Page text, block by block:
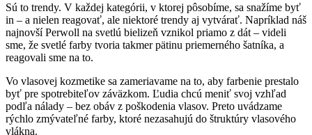
Sú to trendy. V každej kategórii, v ktorej pôsobíme, sa snažíme byť
in – a nielen reagovať, ale niektoré trendy aj vytvárať. Napríklad náš
najnovší Perwoll na svetlú bielizeň vznikol priamo z dát – videli
sme, že svetlé farby tvoria takmer pätinu priemerného šatníka, a
reagovali sme na to.
Vo vlasovej kozmetike sa zameriavame na to, aby farbenie prestalo
byť pre spotrebiteľov záväzkom. Ľudia chcú meniť svoj vzhľad
podľa nálady – bez obáv z poškodenia vlasov. Preto uvádzame
rýchlo zmývateľné farby, ktoré nezasahujú do štruktúry vlasového
vlákna.